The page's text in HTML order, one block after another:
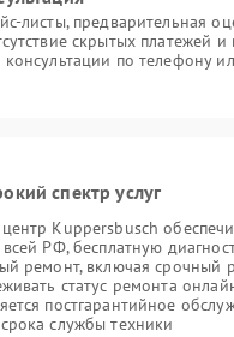
листы, предварительная
скрытых платежей и
консультации по телефону
спектр услуг
Kuppersbusch
РФ, бесплатную
ремонт, включая срочный
статус ремонта
постгарантийное
службы техники